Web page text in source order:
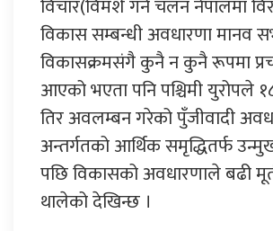
विचार(विमर्श गर्ने चलन नेपालमा
विकास सम्बन्धी अवधारणा मानव
विकासक्रमसंगै कुनै न कुनै रूपमा
आएको भएता पनि पश्चिमी युरोपले
तिर अवलम्बन गरेको पुँजीवादी
अन्तर्गतको आर्थिक समृद्धितर्फ
पछि विकासको अवधारणाले बढी
थालेको देखिन्छ ।